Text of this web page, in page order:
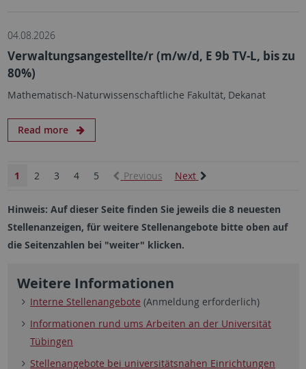
04.08.2026
Verwaltungsangestellte/r (m/w/d, E 9b TV-L, bis zu
80%)
Mathematisch-Naturwissenschaftliche Fakultät, Dekanat
Read more
Previous
1 2 3 4 5 Next
Hinweis: Auf dieser Seite finden Sie jeweils die 8 neuesten
Stellenanzeigen, für weitere Stellenangebote bitte oben auf
die Seitenzahlen bei "weiter" klicken.
Weitere Informationen
Interne Stellenangebote (Anmeldung erforderlich)
Informationen rund ums Arbeiten an der Universität
Tübingen
Stellenangebote bei universitätsnahen Einrichtungen